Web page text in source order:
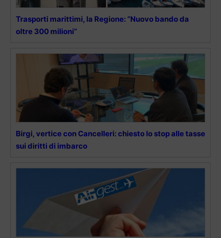
Trasporti marittimi, la Regione: “Nuovo bando da
oltre 300 milioni”
Birgi, vertice con Cancelleri: chiesto lo stop alle tasse
sui diritti di imbarco